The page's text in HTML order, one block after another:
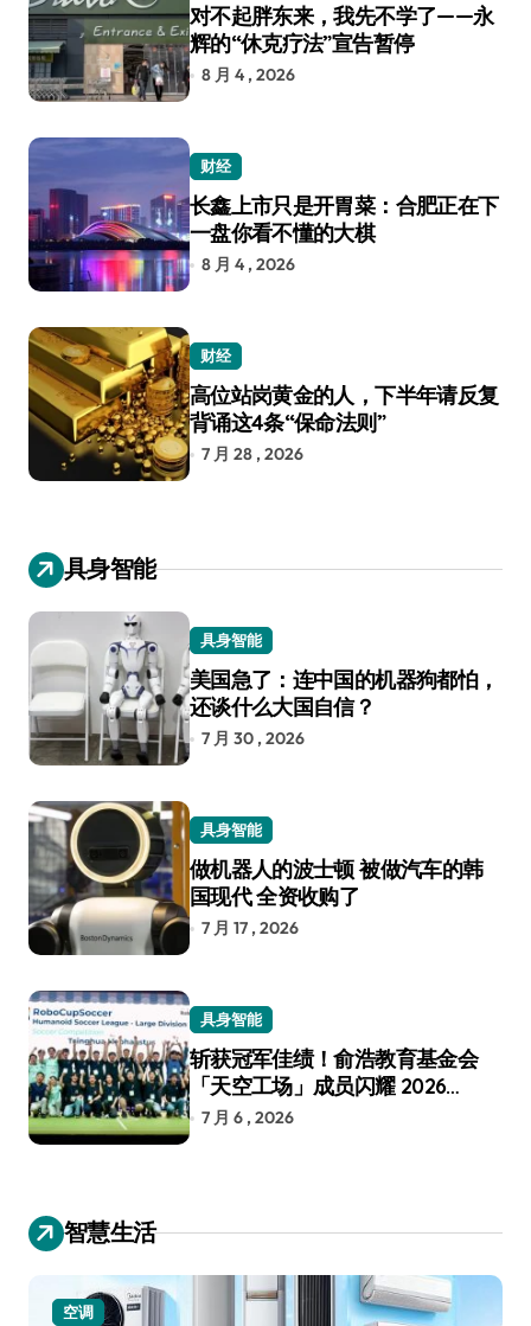
对不起胖东来，我先不学了——永
辉的“休克疗法”宣告暂停
8 月 4 , 2026
财经
长鑫上市只是开胃菜：合肥正在下
一盘你看不懂的大棋
8 月 4 , 2026
财经
高位站岗黄金的人，下半年请反复
背诵这4条“保命法则”
7 月 28 , 2026
具身智能
具身智能
美国急了：连中国的机器狗都怕，
还谈什么大国自信？
7 月 30 , 2026
具身智能
做机器人的波士顿 被做汽车的韩
国现代 全资收购了
7 月 17 , 2026
具身智能
斩获冠军佳绩！俞浩教育基金会
「天空工场」成员闪耀 2026
RoboCup 机器人世界杯
7 月 6 , 2026
智慧生活
空调